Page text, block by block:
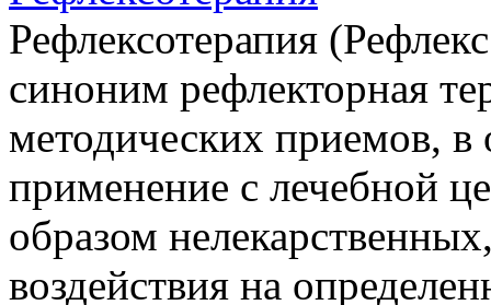
Рефлексотерапия
синоним рефлекторная
методических приемов, в
применение с лечебной
образом
воздействия на